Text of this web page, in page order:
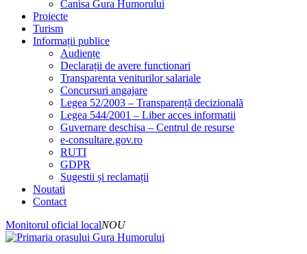
Canisa Gura Humorului
Proiecte
Turism
Informații publice
Audiențe
Declarații de avere functionari
Transparenta veniturilor salariale
Concursuri angajare
Legea 52/2003 – Transparență decizională
Legea 544/2001 – Liber acces informatii
Guvernare deschisa – Centrul de resurse
e-consultare.gov.ro
RUTI
GDPR
Sugestii și reclamații
Noutati
Contact
Monitorul oficial localNOU